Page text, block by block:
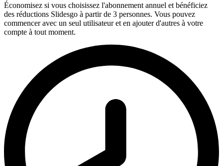
Économisez si vous choisissez l'abonnement annuel et bénéficiez
des réductions Slidesgo à partir de 3 personnes. Vous pouvez
commencer avec un seul utilisateur et en ajouter d'autres à votre
compte à tout moment.